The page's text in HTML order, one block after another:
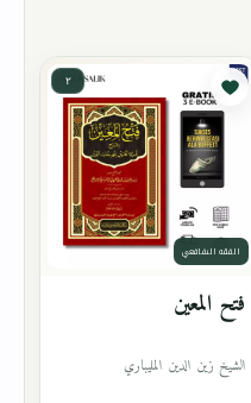
٢
الفقه الشافعي
فتح المعين
الشيخ زين الدين المليباري